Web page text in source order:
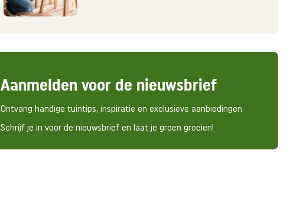
Aanmelden voor de nieuwsbrief
Ontvang handige tuintips, inspiratie en exclusieve aanbiedingen.
Schrijf je in voor de nieuwsbrief en laat je groen groeien!